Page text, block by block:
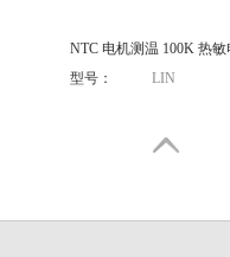
型号：
LIN